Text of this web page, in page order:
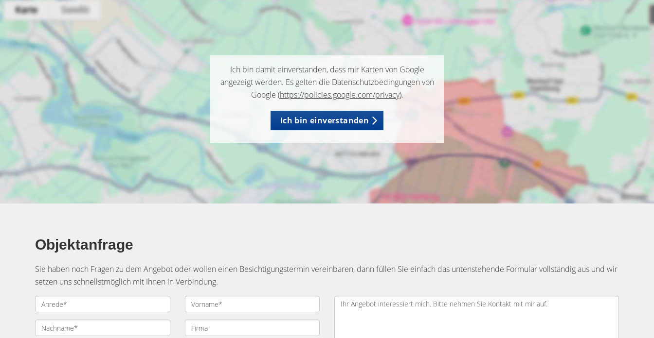
Ich bin damit einverstanden, dass mir Karten von Google
angezeigt werden. Es gelten die Datenschutzbedingungen von
Google (https://policies.google.com/privacy).
Ich bin einverstanden
Objektanfrage
Sie haben noch Fragen zu dem Angebot oder wollen einen Besichtigungstermin vereinbaren, dann füllen Sie einfach das untenstehende Formular vollständig aus und wir
setzen uns schnellstmöglich mit Ihnen in Verbindung.